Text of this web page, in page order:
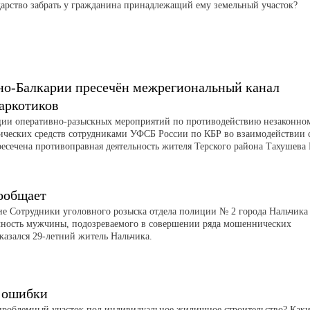
забрать у гражданина принадлежащий ему земельный участок?
Балкарии пресечён межрегиональный канал
оперативно-разыскных мероприятий по противодействию
средств сотрудниками УФСБ России по КБР во взаимодействии
противоправная деятельность жителя Терского района Тахушева
Сотрудники уголовного розыска отдела полиции № 2 города Нальчика
мужчины, подозреваемого в совершении ряда мошеннических
29-летний житель Нальчика.
ошибки